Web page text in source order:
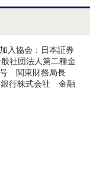
入協会：日本証券
社団法人第二種金
関東財務局長
銀行株式会社 金融